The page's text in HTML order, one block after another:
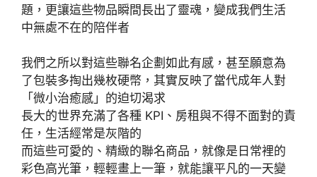
題，更讓這些物品瞬間長出了靈魂，變成我們生活
中無處不在的陪伴者
我們之所以對這些聯名企劃如此有感，甚至願意為
了包裝多掏出幾枚硬幣，其實反映了當代成年人對
「微小治癒感」的迫切渴求
長大的世界充滿了各種 KPI、房租與不得不面對的責
任，生活經常是灰階的
而這些可愛的、精緻的聯名商品，就像是日常裡的
彩色高光筆，輕輕畫上一筆，就能讓平凡的一天變